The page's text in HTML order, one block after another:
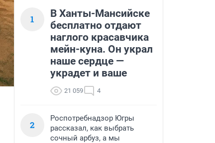
1
В Ханты-Мансийске
бесплатно отдают
наглого красавчика
мейн-куна. Он украл
наше сердце —
украдет и ваше
21 059 4
2
Роспотребнадзор Югры
рассказал, как выбрать
сочный арбуз, а мы